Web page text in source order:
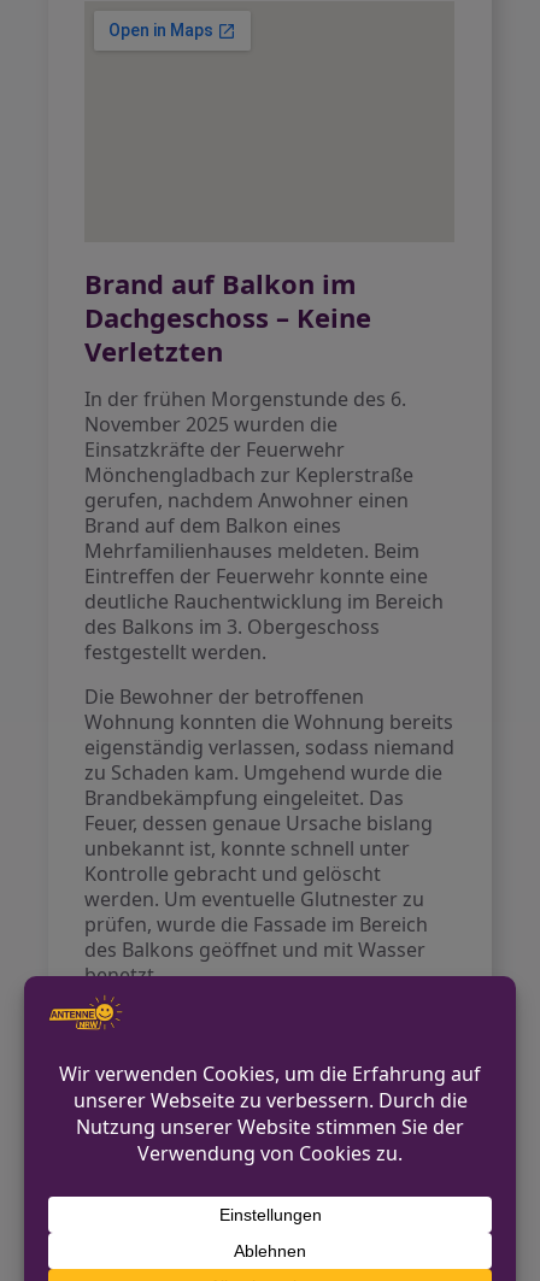
Brand auf Balkon im
Dachgeschoss – Keine
Verletzten
In der frühen Morgenstunde des 6.
November 2025 wurden die
Einsatzkräfte der Feuerwehr
Mönchengladbach zur Keplerstraße
gerufen, nachdem Anwohner einen
Brand auf dem Balkon eines
Mehrfamilienhauses meldeten. Beim
Eintreffen der Feuerwehr konnte eine
deutliche Rauchentwicklung im Bereich
des Balkons im 3. Obergeschoss
festgestellt werden.
Die Bewohner der betroffenen
Wohnung konnten die Wohnung bereits
eigenständig verlassen, sodass niemand
zu Schaden kam. Umgehend wurde die
Brandbekämpfung eingeleitet. Das
Feuer, dessen genaue Ursache bislang
unbekannt ist, konnte schnell unter
Kontrolle gebracht und gelöscht
werden. Um eventuelle Glutnester zu
prüfen, wurde die Fassade im Bereich
des Balkons geöffnet und mit Wasser
benetzt.
Durch die Hitzeentwicklung zerbrach
zu einer leichten Rauchentwicklung in
der Wohnung führte. Nach Abschluss
der Löscharbeiten wurde die
Einsatzstelle an die Polizei übergeben,
die nun die Brandursachenermittlung
übernimmt. Vor Ort waren mehrere
Fahrzeuge der Feuerwehr sowie ein
Rettungswagen und ein
Notarzteinsatzfahrzeug im Einsatz.